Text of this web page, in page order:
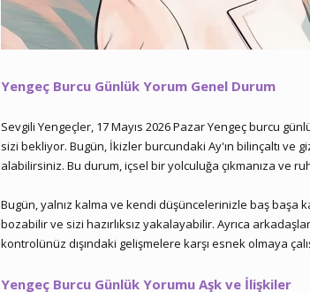
Yengeç Burcu Günlük Yorum Genel Durum
Sevgili Yengeçler, 17 Mayıs 2026 Pazar Yengeç burcu
sizi bekliyor. Bugün, İkizler burcundaki Ay'ın bilinçaltı ve
alabilirsiniz. Bu durum, içsel bir yolculuğa çıkmanıza ve
Bugün, yalnız kalma ve kendi düşüncelerinizle baş başa
bozabilir ve sizi hazırlıksız yakalayabilir. Ayrıca
kontrolünüz dışındaki gelişmelere karşı esnek olmaya
Yengeç Burcu Günlük Yorumu Aşk ve İlişkiler